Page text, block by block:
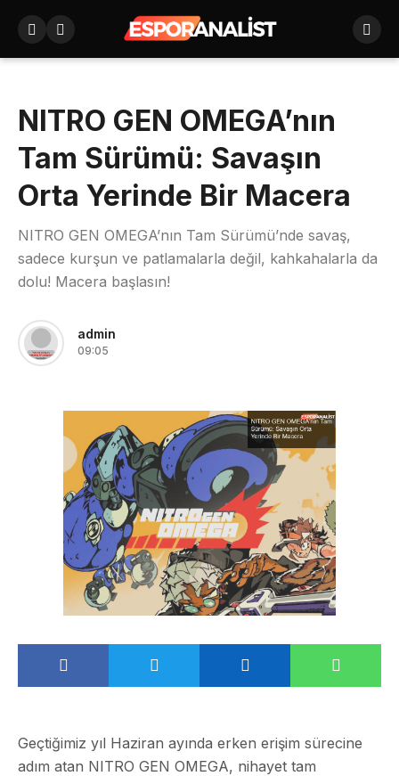
NITRO GEN OMEGA’nın
Tam Sürümü: Savaşın
Orta Yerinde Bir Macera
NITRO GEN OMEGA’nın Tam Sürümü’nde savaş,
sadece kurşun ve patlamalarla değil, kahkahalarla da
dolu! Macera başlasın!
admin
09:05
Geçtiğimiz yıl Haziran ayında erken erişim sürecine
adım atan NITRO GEN OMEGA, nihayet tam